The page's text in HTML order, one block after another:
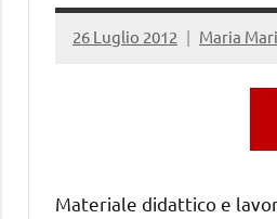
26 Luglio 2012 Maria
Materiale didattico e